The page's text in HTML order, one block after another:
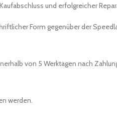
und erfolgreicher
Form gegenüber der
von 5 Werktagen nach
werden.